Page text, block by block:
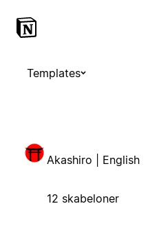
Templates
Akashiro | English
12 skabeloner